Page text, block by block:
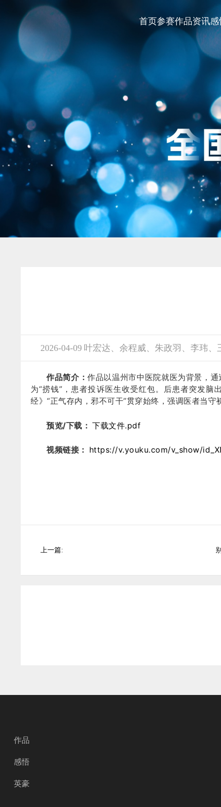
首页参赛作品资讯感
2026-04-09 叶宏达、余程威、朱政羽、李玮
作品简介：作品以温州市中医院就医为背景，
为“捞钱”，患者投诉医生收受红包。后患者突发
经》“正气存内，邪不可干”贯穿始终，强调医者当
预览/下载： 下载文件.pdf
视频链接： https://v.youku.com/v_show/
上一篇:
作品
感悟
英豪